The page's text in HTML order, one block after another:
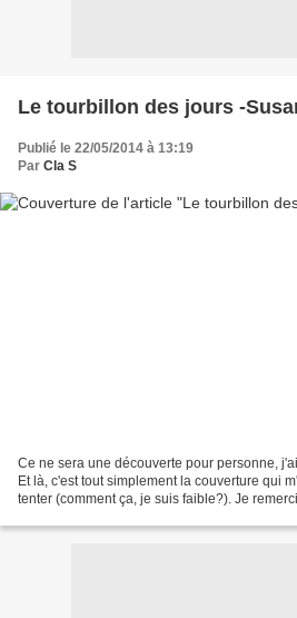
Le tourbillon des jours -
Publié le 22/05/2014 à 13:19
Par Cla S
Ce ne sera une découverte pour personne,
Et là, c'est tout simplement la couverture qui
tenter (comment ça, je suis faible?). Je